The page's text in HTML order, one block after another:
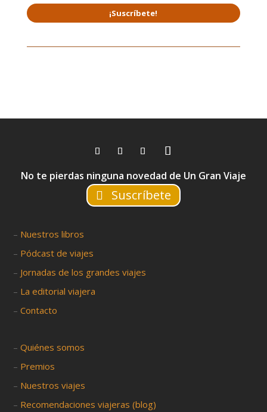
¡Suscríbete!
No te pierdas ninguna novedad de Un Gran Viaje
Suscríbete
– Nuestros libros
– Pódcast de viajes
– Jornadas de los grandes viajes
– La editorial viajera
–Contacto
–Quiénes somos
– Premios
– Nuestros viajes
– Recomendaciones viajeras (blog)